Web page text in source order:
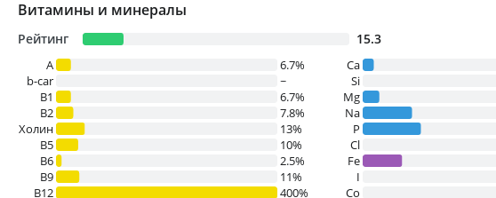
Витамины и минералы
Рейтинг 15.3
A
6.7%
b-car
~
В1
6.7%
B2
7.8%
Холин
13%
B5
10%
B6
2.5%
B9
11%
B12
400%
Ca
Si
Mg
Na
P
Cl
Fe
I
Co